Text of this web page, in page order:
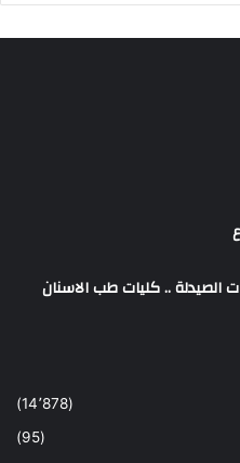
الصيدلة .. كليات طب الاسنان
(14٬878)
(95)